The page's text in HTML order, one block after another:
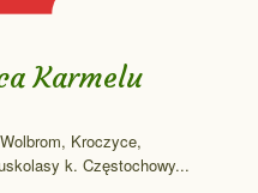
Karmelu
Kroczyce,
k. Częstochowy...